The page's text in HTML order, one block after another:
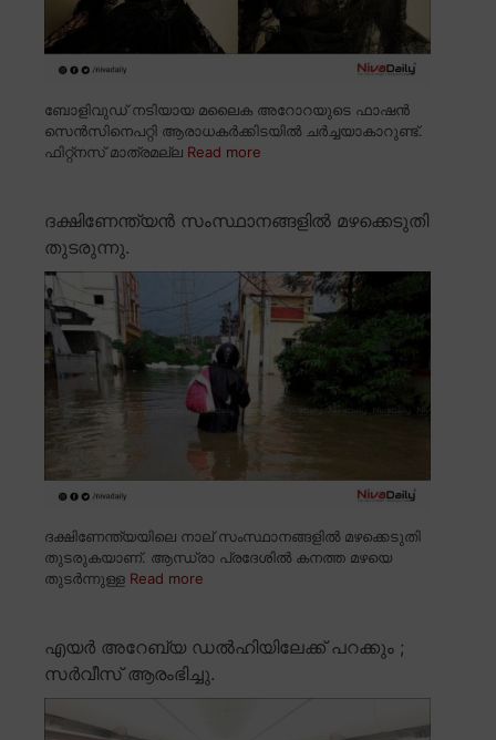
ബോളിവുഡ് നടിയായ മലൈക അറോറയുടെ ഫാഷൻ
സെൻസിനെപറ്റി ആരാധകർക്കിടയിൽ ചർച്ചയാകാറുണ്ട്.
ഫിറ്റ്നസ് മാത്രമല്ല Read more
ദക്ഷിണേന്ത്യൻ സംസ്ഥാനങ്ങളിൽ മഴക്കെടുതി
തുടരുന്നു.
ദക്ഷിണേന്ത്യയിലെ നാല് സംസ്ഥാനങ്ങളിൽ മഴക്കെടുതി
തുടരുകയാണ്. ആന്ധ്രാ പ്രദേശിൽ കനത്ത മഴയെ
തുടർന്നുള്ള Read more
എയർ അറേബ്യ ഡൽഹിയിലേക്ക് പറക്കും ;
സർവീസ് ആരംഭിച്ചു.